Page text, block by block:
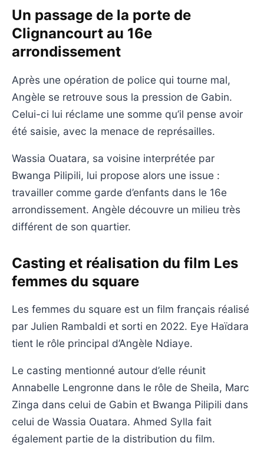
Un passage de la porte de
Clignancourt au 16e
arrondissement
Après une opération de police qui tourne mal,
Angèle se retrouve sous la pression de Gabin.
Celui-ci lui réclame une somme qu’il pense avoir
été saisie, avec la menace de représailles.
Wassia Ouatara, sa voisine interprétée par
Bwanga Pilipili, lui propose alors une issue :
travailler comme garde d’enfants dans le 16e
arrondissement. Angèle découvre un milieu très
différent de son quartier.
Casting et réalisation du film Les
femmes du square
Les femmes du square est un film français réalisé
par Julien Rambaldi et sorti en 2022. Eye Haïdara
tient le rôle principal d’Angèle Ndiaye.
Le casting mentionné autour d’elle réunit
Annabelle Lengronne dans le rôle de Sheila, Marc
Zinga dans celui de Gabin et Bwanga Pilipili dans
celui de Wassia Ouatara. Ahmed Sylla fait
également partie de la distribution du film.